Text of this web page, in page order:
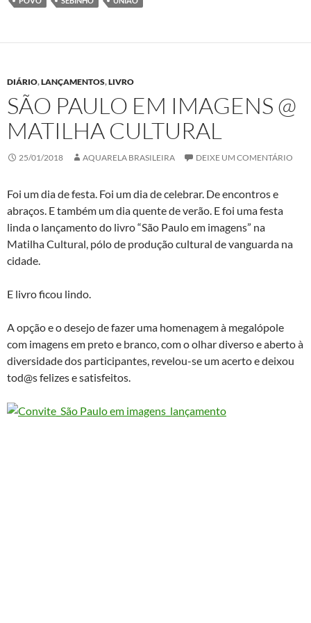
DIÁRIO,LANÇAMENTOS,LIVRO
SÃO PAULO EM IMAGENS @
MATILHA CULTURAL
25/01/2018 AQUARELA BRASILEIRA DEIXE UM COMENTÁRIO
Foi um dia de festa. Foi um dia de celebrar. De encontros e
abraços. E também um dia quente de verão. E foi uma festa
linda o lançamento do livro “São Paulo em imagens” na
Matilha Cultural, pólo de produção cultural de vanguarda na
cidade.
E livro ficou lindo.
A opção e o desejo de fazer uma homenagem à megalópole
com imagens em preto e branco, com o olhar diverso e aberto à
diversidade dos participantes, revelou-se um acerto e deixou
tod@s felizes e satisfeitos.